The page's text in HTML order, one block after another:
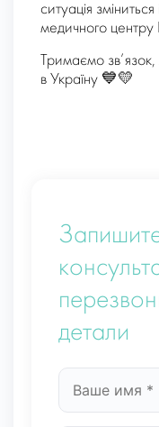
ситуація
медичного центру
Тримаємо
в Україну 💙💛
детали